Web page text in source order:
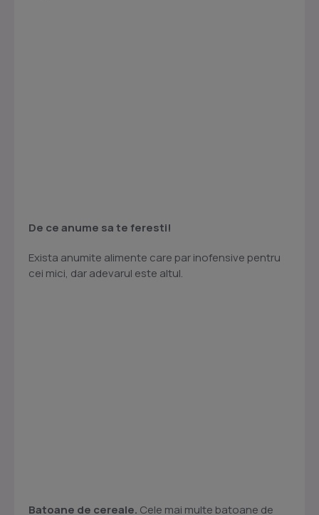
De ce anume sa te feresti!
Exista anumite alimente care par inofensive pentru
cei mici, dar adevarul este altul.
Batoane de cereale. Cele mai multe batoane de